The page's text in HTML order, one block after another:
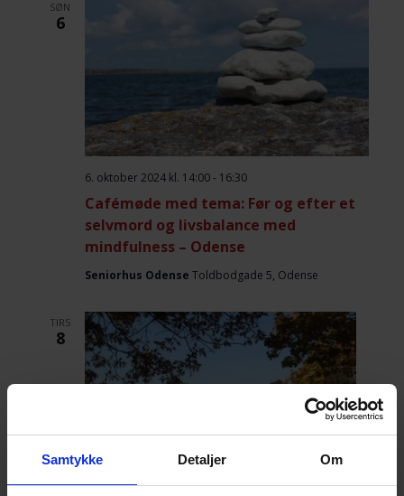
Samtykke Detaljer Om
SØN
6
Cafémøde med tema: Før og efter et
selvmord og livsbalance med
mindfulness – Odense
6. oktober 2024 kl. 14:00- 16:30
Seniorhus Odense Toldbodgade 5, Odense
TIRS
8